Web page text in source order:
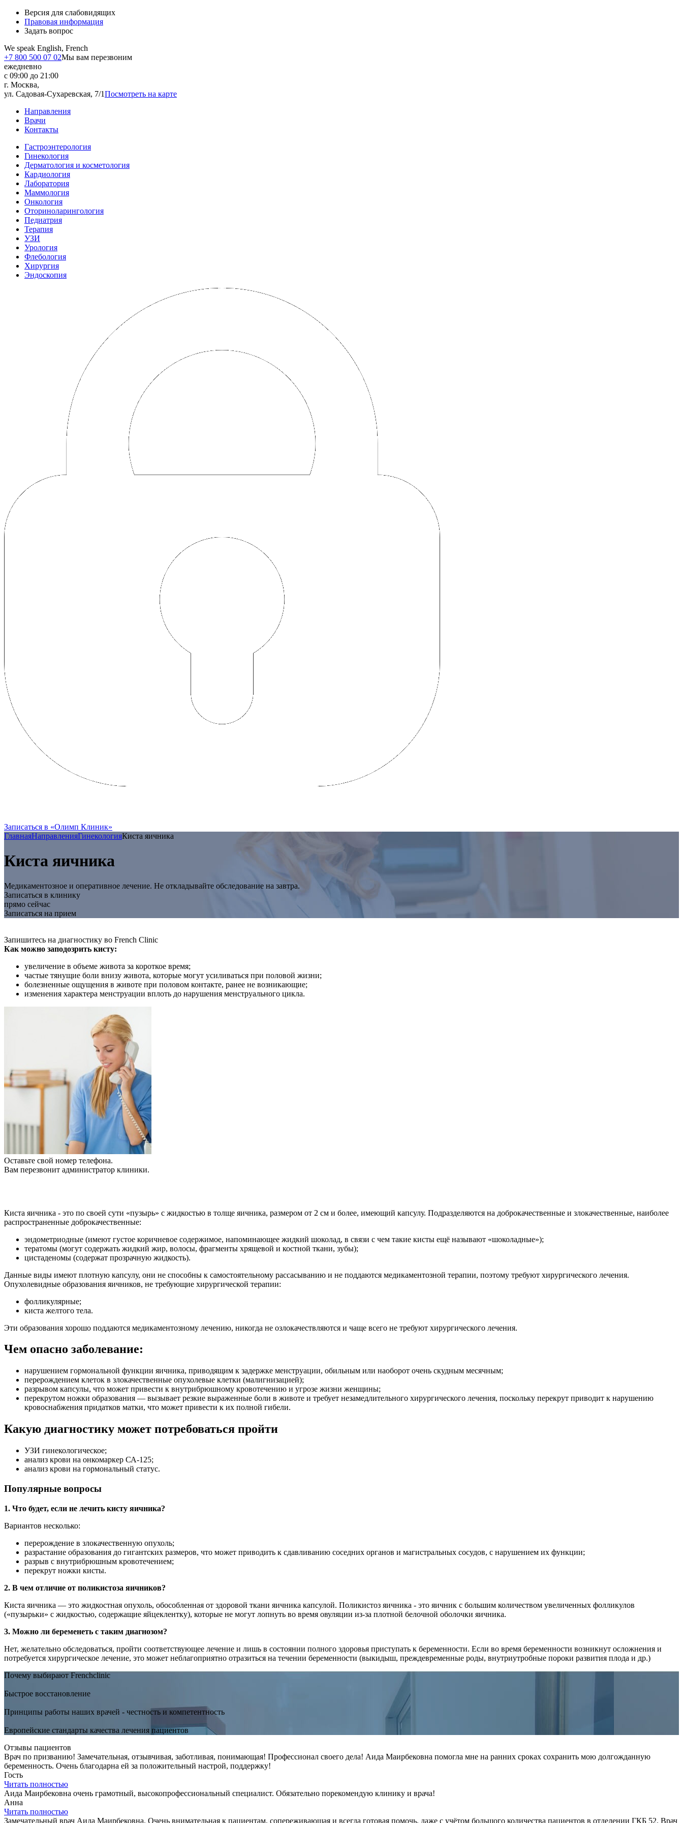
Версия для слабовидящих
Правовая информация
Задать вопрос
We speak English, French
+7 800 500 07 02Мы вам перезвоним
ежедневно
с 09:00 до 21:00
г. Москва,
ул. Садовая-Сухаревская, 7/1Посмотреть на карте
Направления
Врачи
Контакты
Гастроэнтерология
Гинекология
Дерматология и косметология
Кардиология
Лаборатория
Маммология
Онкология
Оториноларингология
Педиатрия
Терапия
УЗИ
Урология
Флебология
Хирургия
Эндоскопия
Записаться в «Олимп Клиник»
ГлавнаяНаправленияГинекологияКиста яичника
Киста яичника
Медикаментозное и оперативное лечение. Не откладывайте обследование на завтра.
Записаться в клинику
прямо сейчас
Записаться на прием
Запишитесь на диагностику во French Clinic
Как можно заподозрить кисту:
увеличение в объеме живота за короткое время;
частые тянущие боли внизу живота, которые могут усиливаться при половой жизни;
болезненные ощущения в животе при половом контакте, ранее не возникающие;
изменения характера менструации вплоть до нарушения менструального цикла.
Оставьте свой номер телефона.
Вам перезвонит администратор клиники.
Киста яичника - это по своей сути «пузырь» с жидкостью в толще яичника, размером от 2 см и более, имеющий капсулу. Подразделяются на доброкачественные и злокачественные, наиболее
распространенные доброкачественные:
эндометриодные (имеют густое коричневое содержимое, напоминающее жидкий шоколад, в связи с чем такие кисты ещё называют «шоколадные»);
тератомы (могут содержать жидкий жир, волосы, фрагменты хрящевой и костной ткани, зубы);
цистаденомы (содержат прозрачную жидкость).
Данные виды имеют плотную капсулу, они не способны к самостоятельному рассасыванию и не поддаются медикаментозной терапии, поэтому требуют хирургического лечения.
Опухолевидные образования яичников, не требующие хирургической терапии:
фолликулярные;
киста желтого тела.
Эти образования хорошо поддаются медикаментозному лечению, никогда не озлокачествляются и чаще всего не требуют хирургического лечения.
Чем опасно заболевание:
нарушением гормональной функции яичника, приводящим к задержке менструации, обильным или наоборот очень скудным месячным;
перерождением клеток в злокачественные опухолевые клетки (малигнизацией);
разрывом капсулы, что может привести к внутрибрюшному кровотечению и угрозе жизни женщины;
перекрутом ножки образования — вызывает резкие выраженные боли в животе и требует незамедлительного хирургического лечения, поскольку перекрут приводит к нарушению
кровоснабжения придатков матки, что может привести к их полной гибели.
Какую диагностику может потребоваться пройти
УЗИ гинекологическое;
анализ крови на онкомаркер СА-125;
анализ крови на гормональный статус.
Популярные вопросы
1. Что будет, если не лечить кисту яичника?
Вариантов несколько:
перерождение в злокачественную опухоль;
разрастание образования до гигантских размеров, что может приводить к сдавливанию соседних органов и магистральных сосудов, с нарушением их функции;
разрыв с внутрибрюшным кровотечением;
перекрут ножки кисты.
2. В чем отличие от поликистоза яичников?
Киста яичника — это жидкостная опухоль, обособленная от здоровой ткани яичника капсулой. Поликистоз яичника - это яичник с большим количеством увеличенных фолликулов
(«пузырьки» с жидкостью, содержащие яйцеклентку), которые не могут лопнуть во время овуляции из-за плотной белочной оболочки яичника.
3. Можно ли беременеть с таким диагнозом?
Нет, желательно обследоваться, пройти соответствующее лечение и лишь в состоянии полного здоровья приступать к беременности. Если во время беременности возникнут осложнения и
потребуется хирургическое лечение, это может неблагоприятно отразиться на течении беременности (выкидыш, преждевременные роды, внутриутробные пороки развития плода и др.)
Почему выбирают Frenchclinic
Быстрое восстановление
Принципы работы наших врачей - честность и компетентность
Европейские стандарты качества лечения пациентов
Отзывы пациентов
Врач по призванию! Замечательная, отзывчивая, заботливая, понимающая! Профессионал своего дела! Аида Маирбековна помогла мне на ранних сроках сохранить мою долгожданную
беременность. Очень благодарна ей за положительный настрой, поддержку!
Гость
Читать полностью
Аида Маирбековна очень грамотный, высокопрофессиональный специалист. Обязательно порекомендую клинику и врача!
Анна
Читать полностью
Замечательный врач Аида Маирбековна. Очень внимательная к пациентам, сопереживающая и всегда готовая помочь, даже с учётом большого количества пациентов в отделении ГКБ 52. Врач